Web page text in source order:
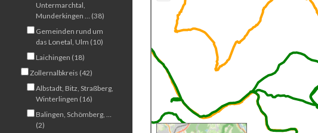
Untermarchtal,
Munderkingen … (38)
Gemeinden rund um
das Lonetal, Ulm (10)
Laichingen (18)
Zollernalbkreis (42)
Albstadt, Bitz, Straßberg,
Winterlingen (16)
Balingen, Schömberg, …
(2)